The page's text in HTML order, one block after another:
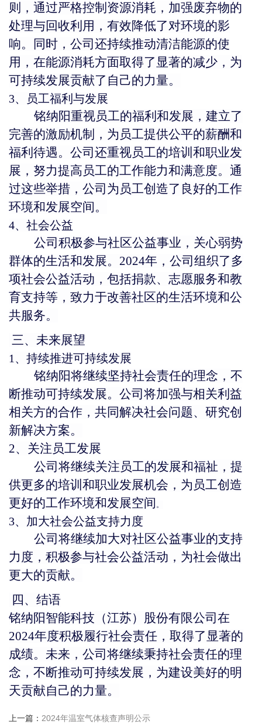
则，通过严格控制资源消耗，加强废弃物的
处理与回收利用，有效降低了对环境的影
响。同时，公司还持续推动清洁能源的使
用，在能源消耗方面取得了显著的减少，为
可持续发展贡献了自己的力量。
3、员工福利与发展
铭纳阳重视员工的福利和发展，建立了
完善的激励机制，为员工提供公平的薪酬和
福利待遇。公司还重视员工的培训和职业发
展，努力提高员工的工作能力和满意度。通
过这些举措，公司为员工创造了良好的工作
环境和发展空间。
4、社会公益
公司积极参与社区公益事业，关心弱势
群体的生活和发展。 2024年，公司组织了多
项社会公益活动，包括捐款、志愿服务和教
育支持等，致力于改善社区的生活环境和公
共服务。
三、未来展望
1、持续推进可持续发展
铭纳阳将继续坚持社会责任的理念，不
断推动可持续发展。公司将加强与相关利益
相关方的合作，共同解决社会问题、研究创
新解决方案。
2、关注员工发展
公司将继续关注员工的发展和福祉，提
供更多的培训和职业发展机会，为员工创造
更好的工作环境和发展空间 。
3、加大社会公益支持力度
公司将继续加大对社区公益事业的支持
力度，积极参与社会公益活动，为社会做出
更大的贡献。
四、结语
铭纳阳智能科技 （江苏） 股份有限公司 在
2024年度积极履行社会责任，取得了显著的
成绩。未来，公司将继续秉持社会责任的理
念，不断推动可持续发展，为建设美好的明
天贡献自己的力量。
上一篇： 2024年温室气体核查声明公示